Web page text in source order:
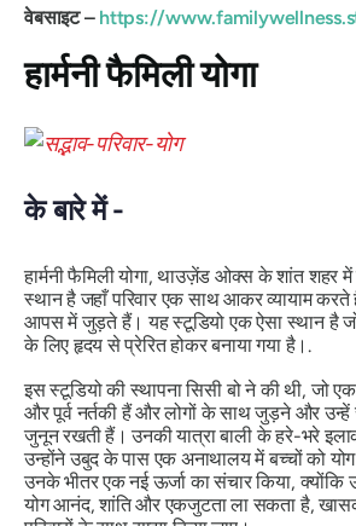
वेबसाइट – https://
हार्मनी फैमिली योगा
के बारे में -
हार्मनी फैमिली योगा, थाउज़ेंड ओक्स के शांत शहर
स्थान है जहाँ परिवार एक साथ आकर व्यायाम
आपस में जुड़ते हैं। यह स्टूडियो एक ऐसा स्थान है
के लिए हृदय से प्रेरित होकर बनाया गया है।.
इस स्टूडियो की स्थापना सिसी बो ने की थी, जो एक
और पूर्व नर्तकी हैं और लोगों के साथ जुड़ने और
जुनून रखती हैं। उनकी यात्रा बाली के हरे-भरे
उन्होंने उबुद के पास एक अनाथालय में बच्चों को
उनके भीतर एक नई ऊर्जा का संचार किया, क्योंकि
योग आनंद, शांति और एकजुटता ला सकता है,